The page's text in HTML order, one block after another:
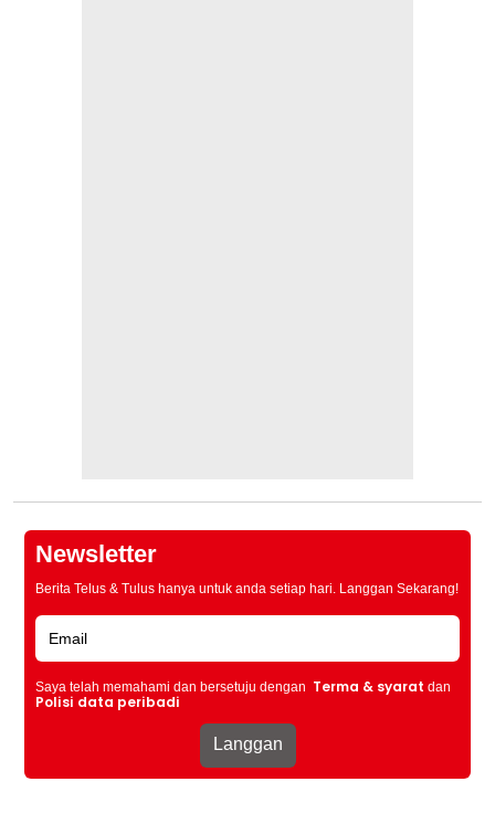
Newsletter
Berita Telus & Tulus hanya untuk anda setiap hari. Langgan Sekarang!
Saya telah memahami dan bersetuju dengan Terma & syarat dan
Polisi data peribadi